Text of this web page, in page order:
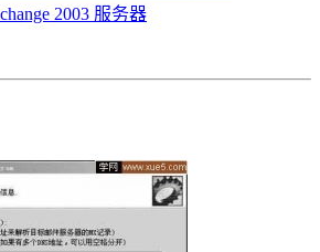
2003 服务器